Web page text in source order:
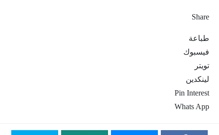
Share
طباعة
فيسبوك
تويتر
لينكدين
Pin Interest
Whats App